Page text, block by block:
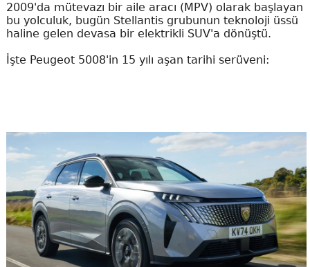
2009'da mütevazı bir aile aracı (MPV) olarak başlayan
bu yolculuk, bugün Stellantis grubunun teknoloji üssü
haline gelen devasa bir elektrikli SUV'a dönüştü.
İşte Peugeot 5008'in 15 yılı aşan tarihi serüveni: